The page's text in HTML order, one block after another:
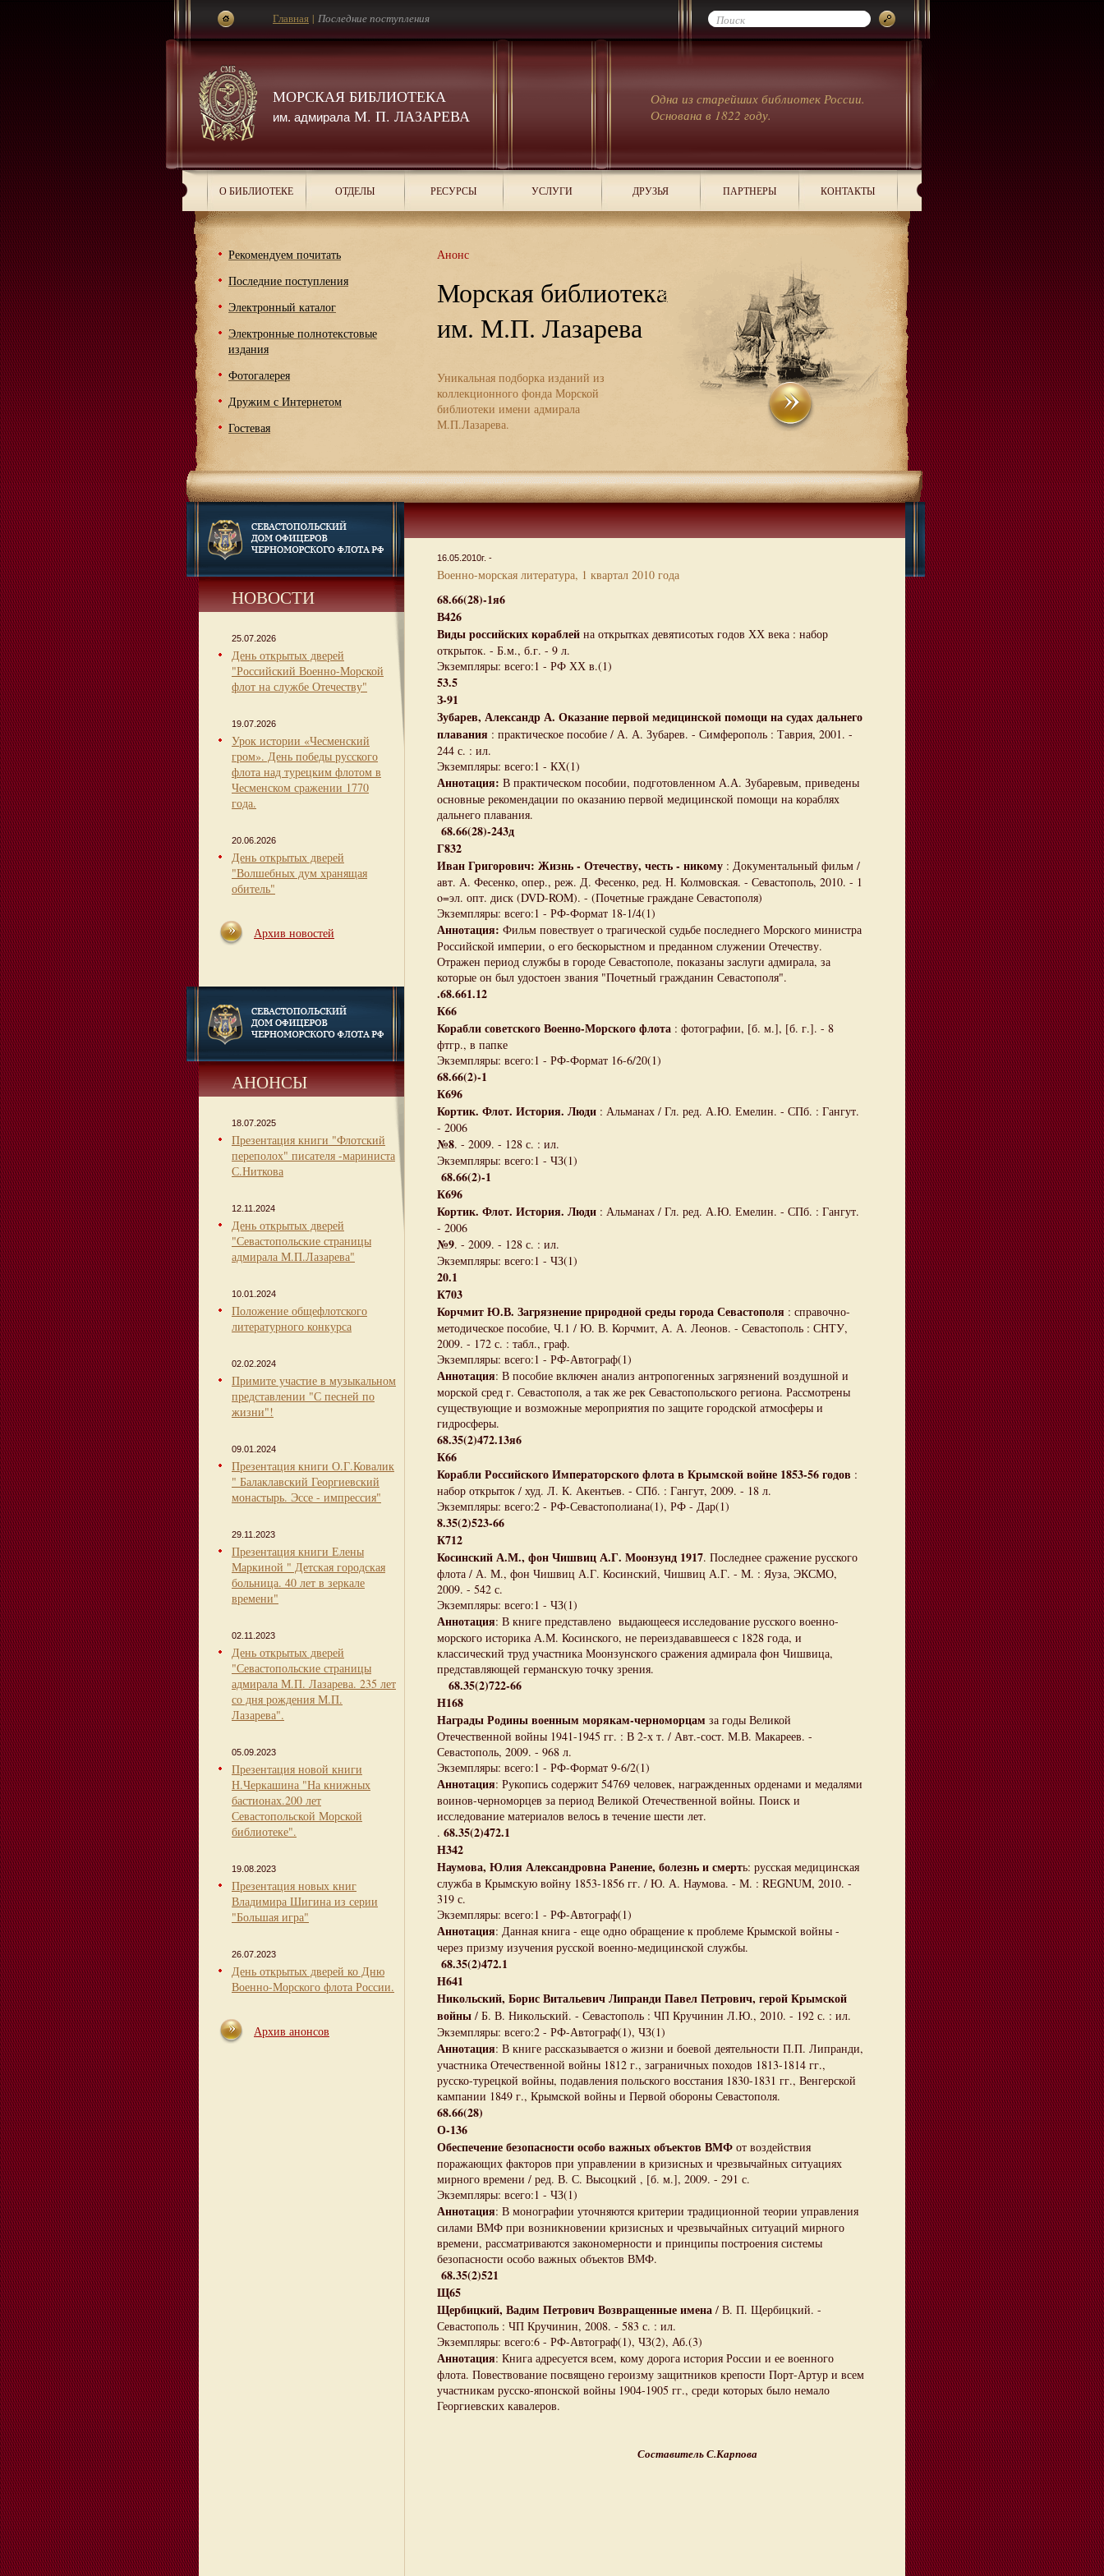
МОРСКАЯ БИБЛИОТЕКА
им. адмиралаМ. П. ЛАЗАРЕВА
Одна из старейших библиотек России.
Основана в 1822 году.
Главная | Последние поступления
О БИБЛИОТЕКЕ ОТДЕЛЫ РЕСУРСЫ УСЛУГИ ДРУЗЬЯ ПАРТНЕРЫ КОНТАКТЫ
Рекомендуем почитать
Последние поступления
Электронный каталог
Электронные полнотекстовые
издания
Фотогалерея
Дружим с Интернетом
Гостевая
Анонс
Морская библиотека
им. М.П. Лазарева
Уникальная подборка изданий из
коллекционного фонда Морской
библиотеки имени адмирала
М.П.Лазарева.
НОВОСТИ
25.07.2026
День открытых дверей
"Российский Военно-Морской
флот на службе Отечеству"
19.07.2026
Урок истории «Чесменский
гром». День победы русского
флота над турецким флотом в
Чесменском сражении 1770
года.
20.06.2026
День открытых дверей
"Волшебных дум хранящая
обитель"
Архив новостей
АНОНСЫ
18.07.2025
Презентация книги "Флотский
переполох" писателя -мариниста
С.Ниткова
12.11.2024
День открытых дверей
"Севастопольские страницы
адмирала М.П.Лазарева"
10.01.2024
Положение общефлотского
литературного конкурса
02.02.2024
Примите участие в музыкальном
представлении "С песней по
жизни"!
09.01.2024
Презентация книги О.Г.Ковалик
" Балаклавский Георгиевский
монастырь. Эссе - импрессия"
29.11.2023
Презентация книги Елены
Маркиной " Детская городская
больница. 40 лет в зеркале
времени"
02.11.2023
День открытых дверей
"Севастопольские страницы
адмирала М.П. Лазарева. 235 лет
со дня рождения М.П.
Лазарева".
05.09.2023
Презентация новой книги
Н.Черкашина "На книжных
бастионах.200 лет
Севастопольской Морской
библиотеке".
19.08.2023
Презентация новых книг
Владимира Шигина из серии
"Большая игра"
26.07.2023
День открытых дверей ко Дню
Военно-Морского флота России.
Архив анонсов
16.05.2010г. -
Военно-морская литература, 1 квартал 2010 года
68.66(28)-1я6
В426
Виды российских кораблей на открытках девятисотых годов ХХ века : набор
открыток. - Б.м., б.г. - 9 л.
Экземпляры: всего:1 - РФ ХХ в.(1)
53.5
З-91
Зубарев, Александр А. Оказание первой медицинской помощи на судах дальнего
плавания : практическое пособие / А. А. Зубарев. - Симферополь : Таврия, 2001. -
244 с. : ил.
Экземпляры: всего:1 - КХ(1)
Аннотация: В практическом пособии, подготовленном А.А. Зубаревым, приведены
основные рекомендации по оказанию первой медицинской помощи на кораблях
дальнего плавания.
68.66(28)-243д
Г832
Иван Григорович: Жизнь - Отечеству, честь - никому : Документальный фильм /
авт. А. Фесенко, опер., реж. Д. Фесенко, ред. Н. Колмовская. - Севастополь, 2010. - 1
o=эл. опт. диск (DVD-ROM). - (Почетные граждане Севастополя)
Экземпляры: всего:1 - РФ-Формат 18-1/4(1)
Аннотация: Фильм повествует о трагической судьбе последнего Морского министра
Российской империи, о его бескорыстном и преданном служении Отечеству.
Отражен период службы в городе Севастополе, показаны заслуги адмирала, за
которые он был удостоен звания "Почетный гражданин Севастополя".
.68.661.12
К66
Корабли советского Военно-Морского флота : фотографии, [б. м.], [б. г.]. - 8
фтгр., в папке
Экземпляры: всего:1 - РФ-Формат 16-6/20(1)
68.66(2)-1
К696
Кортик. Флот. История. Люди : Альманах / Гл. ред. А.Ю. Емелин. - СПб. : Гангут.
- 2006
№8. - 2009. - 128 с. : ил.
Экземпляры: всего:1 - ЧЗ(1)
68.66(2)-1
К696
Кортик. Флот. История. Люди : Альманах / Гл. ред. А.Ю. Емелин. - СПб. : Гангут.
- 2006
№9. - 2009. - 128 с. : ил.
Экземпляры: всего:1 - ЧЗ(1)
20.1
К703
Корчмит Ю.В. Загрязнение природной среды города Севастополя : справочно-
методическое пособие, Ч.1 / Ю. В. Корчмит, А. А. Леонов. - Севастополь : СНТУ,
2009. - 172 с. : табл., граф.
Экземпляры: всего:1 - РФ-Автограф(1)
Аннотация: В пособие включен анализ антропогенных загрязнений воздушной и
морской сред г. Севастополя, а так же рек Севастопольского региона. Рассмотрены
существующие и возможные мероприятия по защите городской атмосферы и
гидросферы.
68.35(2)472.13я6
К66
Корабли Российского Императорского флота в Крымской войне 1853-56 годов :
набор открыток / худ. Л. К. Акентьев. - СПб. : Гангут, 2009. - 18 л.
Экземпляры: всего:2 - РФ-Севастополиана(1), РФ - Дар(1)
8.35(2)523-66
К712
Косинский А.М., фон Чишвиц А.Г. Моонзунд 1917. Последнее сражение русского
флота / А. М., фон Чишвиц А.Г. Косинский, Чишвиц А.Г. - М. : Яуза, ЭКСМО,
2009. - 542 с.
Экземпляры: всего:1 - ЧЗ(1)
Аннотация: В книге представлено выдающееся исследование русского военно-
морского историка А.М. Косинского, не переиздававшееся с 1828 года, и
классический труд участника Моонзунского сражения адмирала фон Чишвица,
представляющей германскую точку зрения.
68.35(2)722-66
Н168
Награды Родины военным морякам-черноморцам за годы Великой
Отечественной войны 1941-1945 гг. : В 2-х т. / Авт.-сост. М.В. Макареев. -
Севастополь, 2009. - 968 л.
Экземпляры: всего:1 - РФ-Формат 9-6/2(1)
Аннотация: Рукопись содержит 54769 человек, награжденных орденами и медалями
воинов-черноморцев за период Великой Отечественной войны. Поиск и
исследование материалов велось в течение шести лет.
. 68.35(2)472.1
Н342
Наумова, Юлия Александровна Ранение, болезнь и смерть: русская медицинская
служба в Крымскую войну 1853-1856 гг. / Ю. А. Наумова. - М. : REGNUM, 2010. -
319 с.
Экземпляры: всего:1 - РФ-Автограф(1)
Аннотация: Данная книга - еще одно обращение к проблеме Крымской войны -
через призму изучения русской военно-медицинской службы.
68.35(2)472.1
Н641
Никольский, Борис Витальевич Липранди Павел Петрович, герой Крымской
войны / Б. В. Никольский. - Севастополь : ЧП Кручинин Л.Ю., 2010. - 192 с. : ил.
Экземпляры: всего:2 - РФ-Автограф(1), ЧЗ(1)
Аннотация: В книге рассказывается о жизни и боевой деятельности П.П. Липранди,
участника Отечественной войны 1812 г., заграничных походов 1813-1814 гг.,
русско-турецкой войны, подавления польского восстания 1830-1831 гг., Венгерской
кампании 1849 г., Крымской войны и Первой обороны Севастополя.
68.66(28)
О-136
Обеспечение безопасности особо важных объектов ВМФ от воздействия
поражающих факторов при управлении в кризисных и чрезвычайных ситуациях
мирного времени / ред. В. С. Высоцкий , [б. м.], 2009. - 291 с.
Экземпляры: всего:1 - ЧЗ(1)
Аннотация: В монографии уточняются критерии традиционной теории управления
силами ВМФ при возникновении кризисных и чрезвычайных ситуаций мирного
времени, рассматриваются закономерности и принципы построения системы
безопасности особо важных объектов ВМФ.
68.35(2)521
Щ65
Щербицкий, Вадим Петрович Возвращенные имена / В. П. Щербицкий. -
Севастополь : ЧП Кручинин, 2008. - 583 с. : ил.
Экземпляры: всего:6 - РФ-Автограф(1), ЧЗ(2), Аб.(3)
Аннотация: Книга адресуется всем, кому дорога история России и ее военного
флота. Повествование посвящено героизму защитников крепости Порт-Артур и всем
участникам русско-японской войны 1904-1905 гг., среди которых было немало
Георгиевских кавалеров.
Составитель С.Карпова